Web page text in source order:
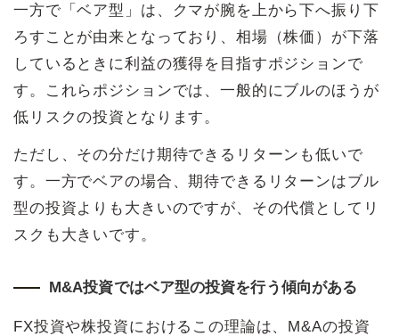
一方で「ベア型」は、クマが腕を上から下へ振り下
ろすことが由来となっており、相場（株価）が下落
しているときに利益の獲得を目指すポジションで
す。これらポジションでは、一般的にブルのほうが
低リスクの投資となります。
ただし、その分だけ期待できるリターンも低いで
す。一方でベアの場合、期待できるリターンはブル
型の投資よりも大きいのですが、その代償としてリ
スクも大きいです。
M&A投資ではベア型の投資を行う傾向がある
FX投資や株投資におけるこの理論は、M&Aの投資